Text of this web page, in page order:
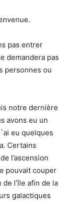
pas entrer
demandera pas
personnes ou
notre dernière
avons eu un
eu quelques
Certains
l’ascension
pouvait couper
l’île afin de la
galactiques